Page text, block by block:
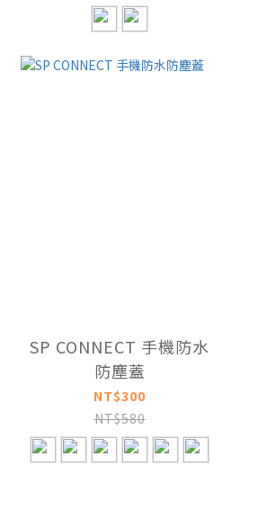
SP CONNECT 手機防水
防塵蓋
NT$300
NT$580